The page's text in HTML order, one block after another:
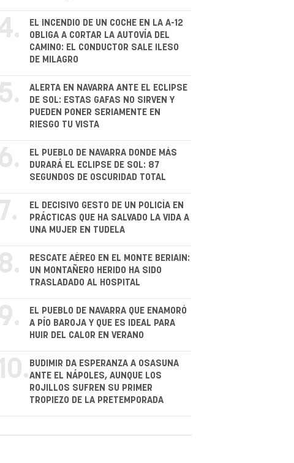
EL INCENDIO DE UN COCHE EN LA A-12
OBLIGA A CORTAR LA AUTOVÍA DEL
CAMINO: EL CONDUCTOR SALE ILESO
DE MILAGRO
5.
ALERTA EN NAVARRA ANTE EL ECLIPSE
DE SOL: ESTAS GAFAS NO SIRVEN Y
PUEDEN PONER SERIAMENTE EN
RIESGO TU VISTA
EL PUEBLO DE NAVARRA DONDE MÁS
DURARÁ EL ECLIPSE DE SOL: 87
SEGUNDOS DE OSCURIDAD TOTAL
EL DECISIVO GESTO DE UN POLICÍA EN
PRÁCTICAS QUE HA SALVADO LA VIDA A
UNA MUJER EN TUDELA
RESCATE AÉREO EN EL MONTE BERIAIN:
UN MONTAÑERO HERIDO HA SIDO
TRASLADADO AL HOSPITAL
EL PUEBLO DE NAVARRA QUE ENAMORÓ
A PÍO BAROJA Y QUE ES IDEAL PARA
HUIR DEL CALOR EN VERANO
BUDIMIR DA ESPERANZA A OSASUNA
ANTE EL NÁPOLES, AUNQUE LOS
ROJILLOS SUFREN SU PRIMER
TROPIEZO DE LA PRETEMPORADA